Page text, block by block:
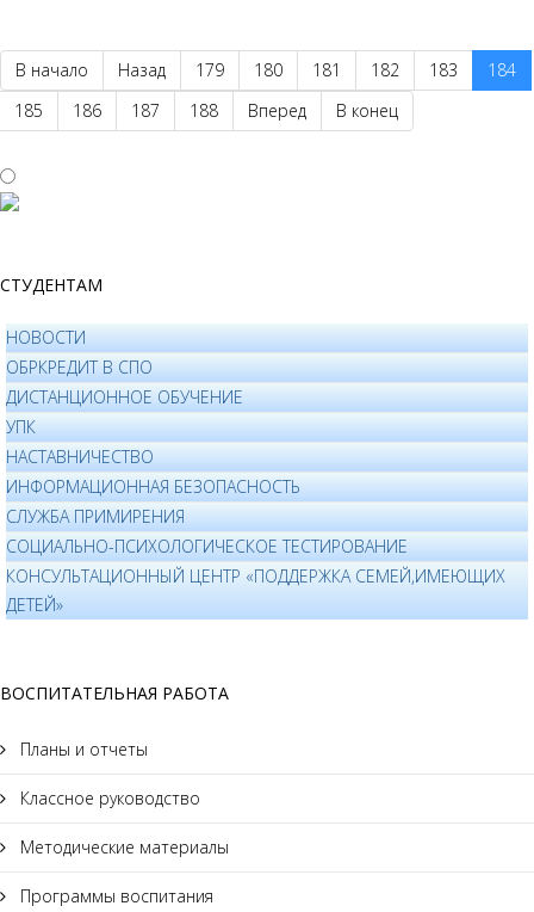
В начало Назад 179 180 181 182 183
184
185
186 187 188 Вперед В конец
СТУДЕНТАМ
НОВОСТИ
ОБРКРЕДИТ В СПО
ДИСТАНЦИОННОЕ ОБУЧЕНИЕ
УПК
НАСТАВНИЧЕСТВО
ИНФОРМАЦИОННАЯ БЕЗОПАСНОСТЬ
СЛУЖБА ПРИМИРЕНИЯ
СОЦИАЛЬНО-ПСИХОЛОГИЧЕСКОЕ ТЕСТИРОВАНИЕ
КОНСУЛЬТАЦИОННЫЙ ЦЕНТР «ПОДДЕРЖКА СЕМЕЙ,ИМЕЮЩИХ
ДЕТЕЙ»
ВОСПИТАТЕЛЬНАЯ РАБОТА
Планы и отчеты
Классное руководство
Методические материалы
Программы воспитания